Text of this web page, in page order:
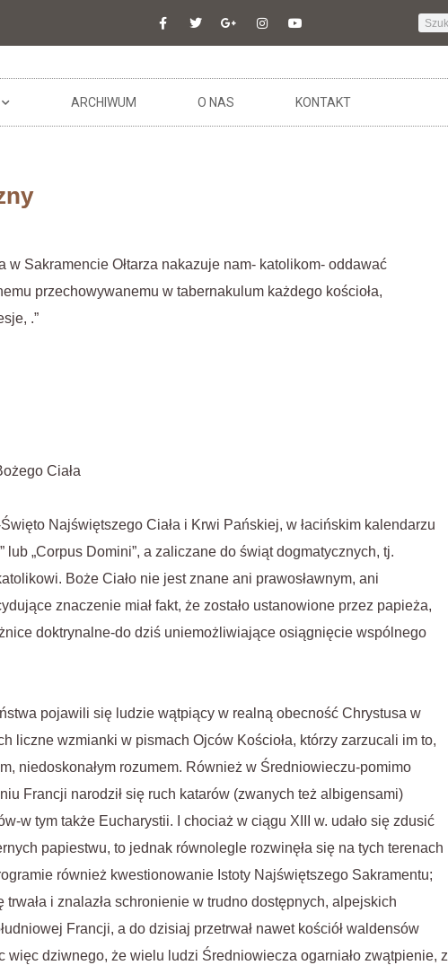
ARCHIWUM O NAS KONTAKT
w Sakramencie Ołtarza nakazuje nam- katolikom- oddawać
przechowywanemu w tabernakulum każdego kościoła,
.”
Ciała
Najświętszego Ciała i Krwi Pańskiej, w łacińskim kalendarzu
lub „Corpus Domini”, a zaliczane do świąt dogmatycznych, tj.
Boże Ciało nie jest znane ani prawosławnym, ani
znaczenie miał fakt, że zostało ustanowione przez papieża,
doktrynalne-do dziś uniemożliwiające osiągnięcie wspólnego
pojawili się ludzie wątpiący w realną obecność Chrystusa w
liczne wzmianki w pismach Ojców Kościoła, którzy zarzucali im to,
niedoskonałym rozumem. Również w Średniowieczu-pomimo
Francji narodził się ruch katarów (zwanych też albigensami)
w tym także Eucharystii. I chociaż w ciągu XIII w. udało się zdusić
papiestwu, to jednak równolegle rozwinęła się na tych terenach
również kwestionowanie Istoty Najświętszego Sakramentu;
i znalazła schronienie w trudno dostępnych, alpejskich
Francji, a do dzisiaj przetrwał nawet kościół waldensów
dziwnego, że wielu ludzi Średniowiecza ogarniało zwątpienie, z